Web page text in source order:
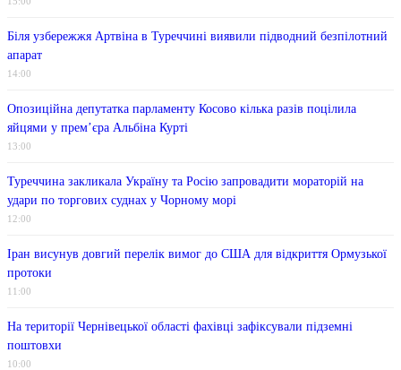
Біля узбережжя Артвіна в Туреччині виявили підводний безпілотний
апарат
14:00
Опозиційна депутатка парламенту Косово кілька разів поцілила
яйцями у прем’єра Альбіна Курті
13:00
Туреччина закликала Україну та Росію запровадити мораторій на
удари по торгових суднах у Чорному морі
12:00
Іран висунув довгий перелік вимог до США для відкриття Ормузької
протоки
11:00
На території Чернівецької області фахівці зафіксували підземні
поштовхи
10:00